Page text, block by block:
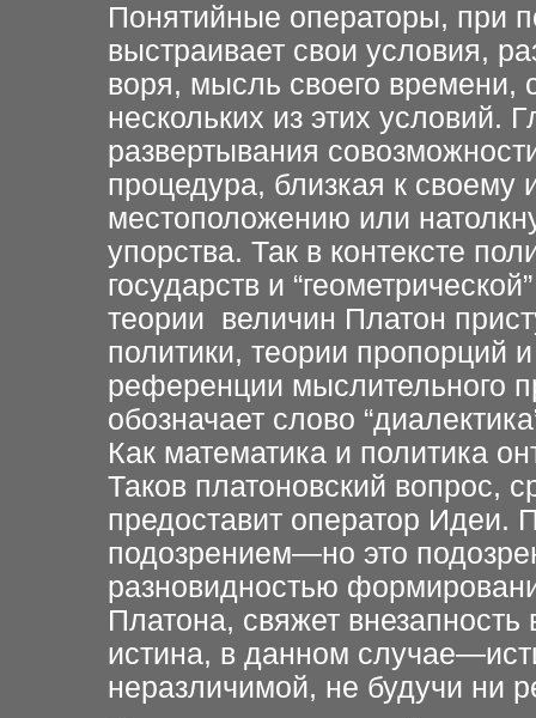
Понятийные операторы, при
выстраивает свои условия,
воря, мысль своего времени,
нескольких из этих
развертывания
процедура, близкая к
местоположению или
упорства. Так в контексте
государств и
теории величин Платон
политики, теории пропорций
референции мыслительного
обозначает слово
Как математика и политика
Таков платоновский вопрос,
предоставит оператор Идеи.
подозрением—но это
разновидностью
Платона, свяжет
истина, в данном
неразличимой, не будучи ни